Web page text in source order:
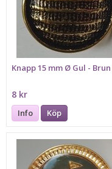
Knapp 15 mm Ø Gul - Brun
8 kr
Info Köp